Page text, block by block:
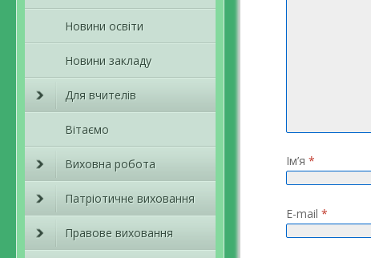
Новини освіти
Новини закладу
Для вчителів
Вітаємо
Виховна робота
Патріотичне виховання
Правове виховання
Ім’я *
E-mail *